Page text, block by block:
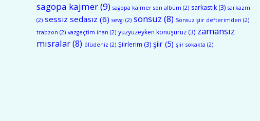
sagopa kajmer(9) sagopa kajmer son albüm (2) sarkastik (3) sarkazm
(2) sessiz sedasız (6) sevgi (2) sonsuz (8) Sonsuz şiir defterimden (2)
trabzon (2) vazgeçtim inan (2) yüzyüzeyken konuşuruz (3) zamansız
mısralar(8) ölüdeniz (2) Şiirlerim (3) şiir (5) şiir sokakta (2)